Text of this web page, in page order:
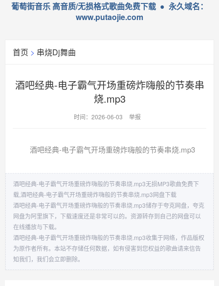
葡萄街音乐 高音质/无损格式歌曲免费下载 ● 永久域名：
www.putaojie.com
首页 > 串烧Dj舞曲
酒吧经典-电子霸气开场重磅炸嗨般的节奏串
烧.mp3
时间：2026-06-03 举报
酒吧经典-电子霸气开场重磅炸嗨般的节奏串烧.mp3
酒吧经典-电子霸气开场重磅炸嗨般的节奏串烧.mp3无损MP3歌曲免费下
载,酒吧经典-电子霸气开场重磅炸嗨般的节奏串烧.mp3网盘下载
酒吧经典-电子霸气开场重磅炸嗨般的节奏串烧.mp3储存于夸克网盘，夸克
网盘为阿里旗下，下载速度还是非常可以的。资源转存到自己的网盘可以
在线播放与下载。
酒吧经典-电子霸气开场重磅炸嗨般的节奏串烧.mp3收集于网络，作品版权
为原作者所有。本站不存储任何数据，如有侵害到您权益的歌曲请来信告
知我们，我们会立即删除。